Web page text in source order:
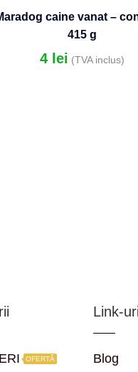
caine vanat –
415 g
4 lei (TVA inclus)
OFERTĂ
Link-
Blog